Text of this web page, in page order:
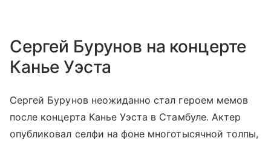
Сергей Бурунов на концерте
Канье Уэста
Сергей Бурунов неожиданно стал героем мемов
после концерта Канье Уэста в Стамбуле. Актер
опубликовал селфи на фоне многотысячной толпы,